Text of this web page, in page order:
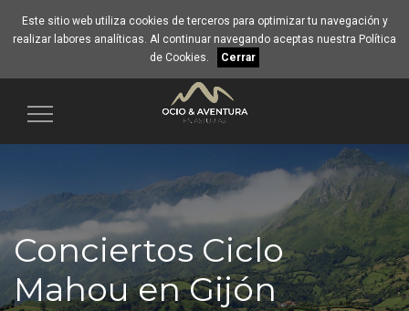
Navegación
Este sitio web utiliza cookies de terceros para optimizar tu navegación y
realizar labores analíticas. Al continuar navegando aceptas nuestra Política
de Cookies. Cerrar
Conciertos Ciclo
Mahou en Gijón